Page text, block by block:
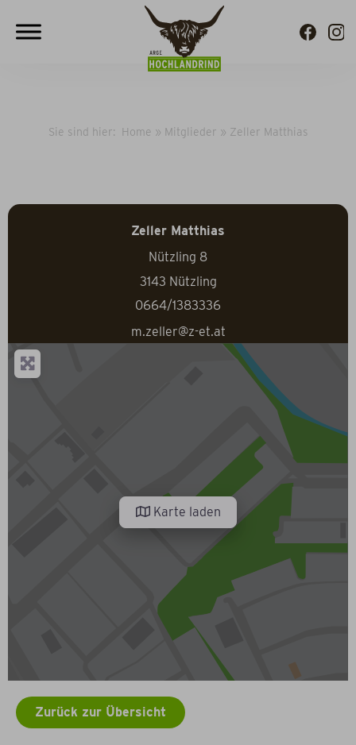
Sie sind hier: Home » Mitglieder » Zeller Matthias
Zeller Matthias
Nützling 8
3143 Nützling
0664/1383336
m.zeller@z-et.at
Karte laden
Zurück zur Übersicht